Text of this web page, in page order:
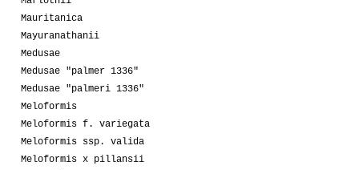
Mauritanica
Mayuranathanii
Medusae
Medusae "palmer 1336"
Medusae "palmeri 1336"
Meloformis
Meloformis f. variegata
Meloformis ssp. valida
Meloformis x pillansii